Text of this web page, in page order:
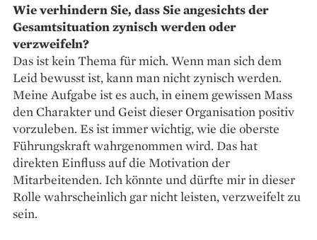
Wie verhindern Sie, dass Sie angesichts der
Gesamtsituation zynisch werden oder
verzweifeln?
Das ist kein Thema für mich. Wenn man sich dem
Leid bewusst ist, kann man nicht zynisch werden.
Meine Aufgabe ist es auch, in einem gewissen Mass
den Charakter und Geist dieser Organisation positiv
vorzuleben. Es ist immer wichtig, wie die oberste
Führungskraft wahrgenommen wird. Das hat
direkten Einfluss auf die Motivation der
Mitarbeitenden. Ich könnte und dürfte mir in dieser
Rolle wahrscheinlich gar nicht leisten, verzweifelt zu
sein.